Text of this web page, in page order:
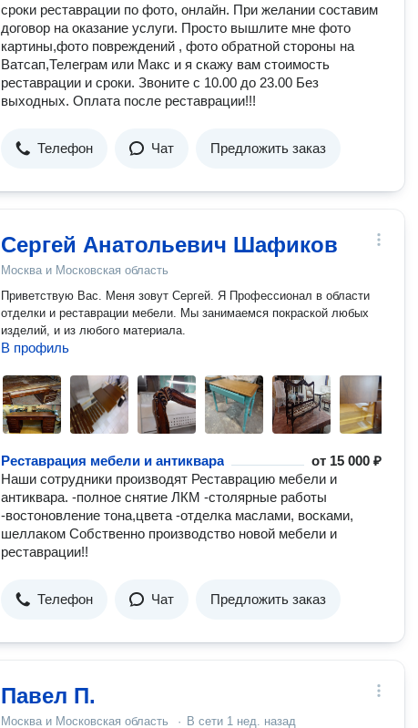
сроки реставрации по фото, онлайн. При желании составим
договор на оказание услуги. Просто вышлите мне фото
картины,фото повреждений , фото обратной стороны на
Ватсап,Телеграм или Макс и я скажу вам стоимость
реставрации и сроки. Звоните с 10.00 до 23.00 Без
выходных. Оплата после реставрации!!!
Телефон Чат Предложить заказ
Сергей Анатольевич Шафиков
Москва и Московская область
Приветствую Вас. Меня зовут Сергей. Я Профессионал в области
отделки и реставрации мебели. Мы занимаемся покраской любых
изделий, и из любого материала.
В профиль
Реставрация мебели и антиквара от 15 000 ₽
Наши сотрудники производят Реставрацию мебели и
антиквара. -полное снятие ЛКМ -столярные работы
-востоновление тона,цвета -отделка маслами, восками,
шеллаком Собственно производство новой мебели и
реставрации!!
Телефон Чат Предложить заказ
Павел П.
Москва и Московская область · В сети 1 нед. назад